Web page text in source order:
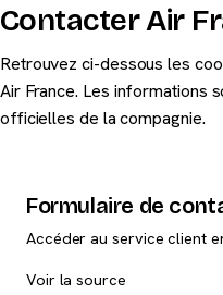
vous protège. Vous pouvez
Déposez votre
de Air France
Contacter Air
Retrouvez ci-dessous les
Air France. Les informations
officielles de la compagnie.
Formulaire de
Accéder au service client
Voir la source